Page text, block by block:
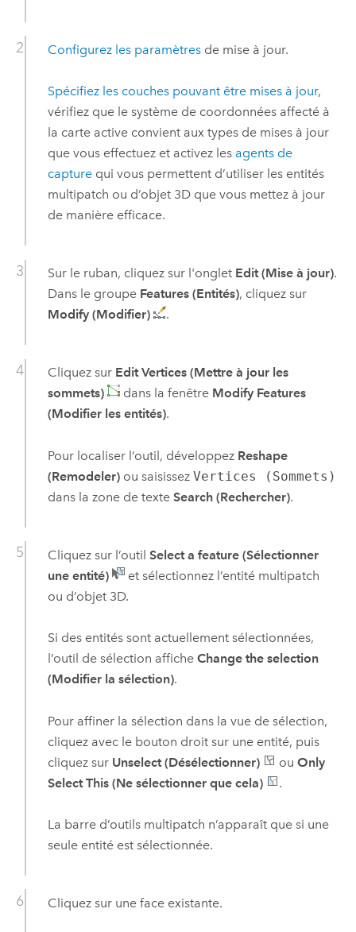
Configurez les paramètresde mise à jour.
Spécifiez les couches pouvant être mises à jour,
vérifiez que le système de coordonnées affecté à
la carte active convient aux types de mises à jour
que vous effectuez et activez les agents de
capturequi vous permettent d’utiliser les entités
multipatch ou d’objet 3D que vous mettez à jour
de manière efficace.
Sur le ruban, cliquez sur l'onglet Edit (Mise à jour).
Dans le groupe Features (Entités), cliquez sur
Modify (Modifier)
.
Cliquez sur Edit Vertices (Mettre à jour les
sommets)
dans la fenêtre Modify Features
(Modifier les entités).
Pour localiser l’outil, développez Reshape
(Remodeler)ou saisissez Vertices (Sommets)
dans la zone de texte Search (Rechercher).
Cliquez sur l’outil Select a feature (Sélectionner
une entité)
et sélectionnez l’entité multipatch
ou d’objet 3D.
Si des entités sont actuellement sélectionnées,
l’outil de sélection affiche Change the selection
(Modifier la sélection).
Pour affiner la sélection dans la vue de sélection,
cliquez avec le bouton droit sur une entité, puis
cliquez sur Unselect (Désélectionner) ou Only
Select This (Ne sélectionner que cela)
.
La barre d’outils multipatch n’apparaît que si une
seule entité est sélectionnée.
Cliquez sur une face existante.